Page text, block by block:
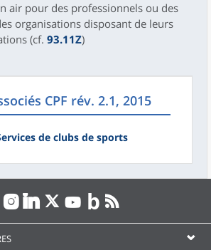
air pour des professionnels ou des
organisations disposant de leurs
(cf. 93.11Z)
CPF rév. 2.1, 2015
de clubs de sports